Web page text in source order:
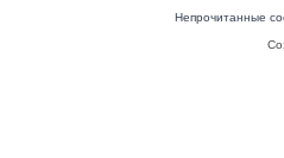
Непрочитанные